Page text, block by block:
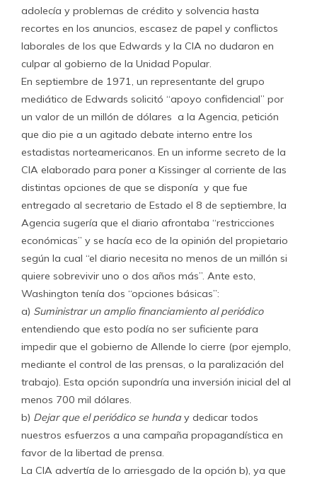
adolecía y problemas de crédito y solvencia hasta
recortes en los anuncios, escasez de papel y conflictos
laborales de los que Edwards y la CIA no dudaron en
culpar al gobierno de la Unidad Popular.
En septiembre de 1971, un representante del grupo
mediático de Edwards solicitó “apoyo confidencial” por
un valor de un millón de dólares a la Agencia, petición
que dio pie a un agitado debate interno entre los
estadistas norteamericanos. En un informe secreto de la
CIA elaborado para poner a Kissinger al corriente de las
distintas opciones de que se disponía y que fue
entregado al secretario de Estado el 8 de septiembre, la
Agencia sugería que el diario afrontaba “restricciones
económicas” y se hacía eco de la opinión del propietario
según la cual “el diario necesita no menos de un millón si
quiere sobrevivir uno o dos años más”. Ante esto,
Washington tenía dos “opciones básicas”:
a) Suministrar un amplio financiamiento al periódico
entendiendo que esto podía no ser suficiente para
impedir que el gobierno de Allende lo cierre (por ejemplo,
mediante el control de las prensas, o la paralización del
trabajo). Esta opción supondría una inversión inicial del al
menos 700 mil dólares.
b) Dejar que el periódico se hunday dedicar todos
nuestros esfuerzos a una campaña propagandística en
favor de la libertad de prensa.
La CIA advertía de lo arriesgado de la opción b), ya que